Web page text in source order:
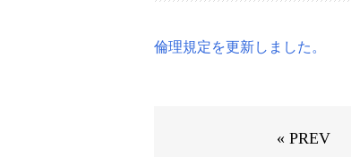
倫理規定を更新しました。
« PREV